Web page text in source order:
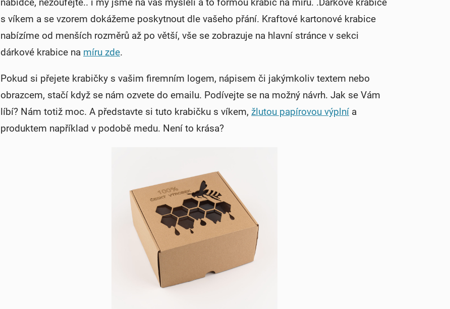
nabídce, nezoufejte.. i my jsme na vás mysleli a to formou krabic na míru. .Dárkové krabice
s víkem a se vzorem dokážeme poskytnout dle vašeho přání. Kraftové kartonové krabice
nabízíme od menších rozměrů až po větší, vše se zobrazuje na hlavní stránce v sekci
dárkové krabice na míru zde.
Pokud si přejete krabičky s vašim firemním logem, nápisem či jakýmkoliv textem nebo
obrazcem, stačí když se nám ozvete do emailu. Podívejte se na možný návrh. Jak se Vám
líbí? Nám totiž moc. A představte si tuto krabičku s víkem, žlutou papírovou výplní a
produktem například v podobě medu. Není to krása?